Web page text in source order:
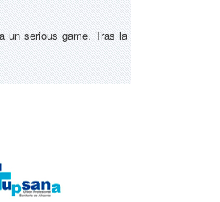
un serious game. Tras la